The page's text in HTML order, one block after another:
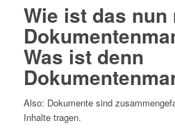
Wie ist das nun
Was ist denn
Also: Dokumente sind
Inhalte tragen.